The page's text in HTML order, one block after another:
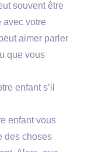
souvent être
avec votre
aimer parler
que vous
enfant s’il
enfant vous
des choses